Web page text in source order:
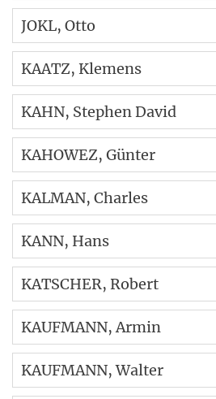
JOKL, Otto
KAATZ, Klemens
KAHN, Stephen David
KAHOWEZ, Günter
KALMAN, Charles
KANN, Hans
KATSCHER, Robert
KAUFMANN, Armin
KAUFMANN, Walter